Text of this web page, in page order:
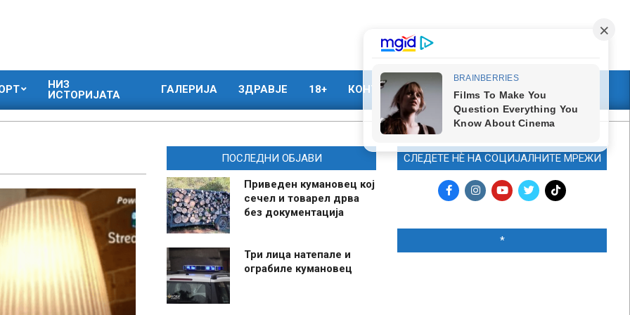
НИЗ
ИСТОРИЈАТА
ГАЛЕРИЈА ЗДРАВЈЕ 18+ КОНТАКТ МАРКЕТИНГ
ПОСЛЕДНИ ОБЈАВИ
Приведен кумановец кој
сечел и товарел дрва
без документација
Три лица натепале и
ограбиле кумановец
СЛЕДЕТЕ НЀ НА СОЦИЈАЛНИТЕ МРЕЖИ
*